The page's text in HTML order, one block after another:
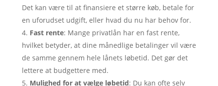
Det kan være til at finansiere et større køb, betale for
en uforudset udgift, eller hvad du nu har behov for.
Fast rente: Mange privatlån har en fast rente,
hvilket betyder, at dine månedlige betalinger vil være
de samme gennem hele lånets løbetid. Det gør det
lettere at budgettere med.
Mulighed for at vælge løbetid: Du kan ofte selv